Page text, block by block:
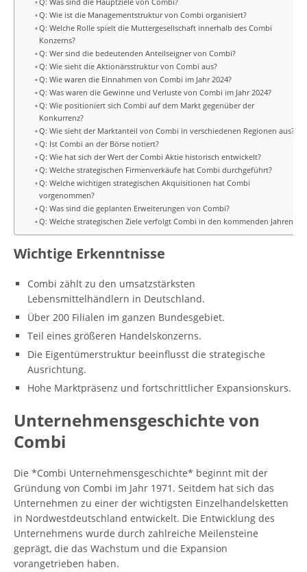
Q: Wie ist die Managementstruktur von Combi organisiert?
Q: Welche Rolle spielt die Muttergesellschaft innerhalb des Combi
Konzerns?
Q: Wer sind die bedeutenden Anteilseigner von Combi?
Q: Wie sieht die Aktionärsstruktur von Combi aus?
Q: Wie waren die Einnahmen von Combi im Jahr 2024?
Q: Was waren die Gewinne und Verluste von Combi im Jahr 2024?
Q: Wie positioniert sich Combi auf dem Markt gegenüber der
Konkurrenz?
Q: Wie sieht der Marktanteil von Combi in verschiedenen Regionen aus?
Q: Ist Combi an der Börse notiert?
Q: Wie hat sich der Wert der Combi Aktie historisch entwickelt?
Q: Welche strategischen Firmenverkäufe hat Combi durchgeführt?
Q: Welche wichtigen strategischen Akquisitionen hat Combi
vorgenommen?
Q: Was sind die geplanten Erweiterungen von Combi?
Q: Welche strategischen Ziele verfolgt Combi in den kommenden Jahren?
Wichtige Erkenntnisse
Combi zählt zu den umsatzstärksten
Lebensmittelhändlern in Deutschland.
Über 200 Filialen im ganzen Bundesgebiet.
Teil eines größeren Handelskonzerns.
Die Eigentümerstruktur beeinflusst die strategische
Ausrichtung.
Hohe Marktpräsenz und fortschrittlicher Expansionskurs.
Unternehmensgeschichte von
Combi
Die *Combi Unternehmensgeschichte* beginnt mit der
Gründung von Combi im Jahr 1971. Seitdem hat sich das
Unternehmen zu einer der wichtigsten Einzelhandelsketten
in Nordwestdeutschland entwickelt. Die Entwicklung des
Unternehmens wurde durch zahlreiche Meilensteine
geprägt, die das Wachstum und die Expansion
vorangetrieben haben.